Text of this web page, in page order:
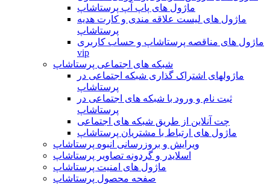
ماژول های پاپ آپ پرستاشاپ
ماژول های لیست علاقه مندی و کارت هدیه
پرستاشاپ
ماژول های مناقصه پرستاشاپ و حساب کاربری
vip
شبکه های اجتماعی پرستاشاپ
ماژولهای اشتراک‌ گذاری شبکه اجتماعی در
پرستاشاپ
ثبت نام و ورود با شبکه های اجتماعی در
پرستاشاپ
چت آنلاین از طریق شبکه های اجتماعی
ماژول های ارتباط با مشتریان پرستاشاپ
ویرایش و بروزرسانی انبوه پرستاشاپ
اسلایدر و گردونه تصاویر پرستاشاپ
ماژول های امنیت پرستاشاپ
صفحه محصول پرستاشاپ